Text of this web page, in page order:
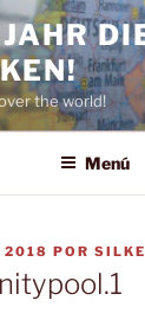
the world!
Menú
2018 POR SILKE